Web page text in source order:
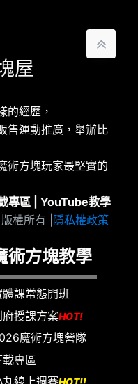
屋
的經歷，
售運動推廣，舉辦比
術方塊玩家最堅實的
專區
YouTube教學
權所有 | 隱私權政策
術方塊教學
體課常態開班
府授課方案HOT!
魔術方塊營隊
載專區